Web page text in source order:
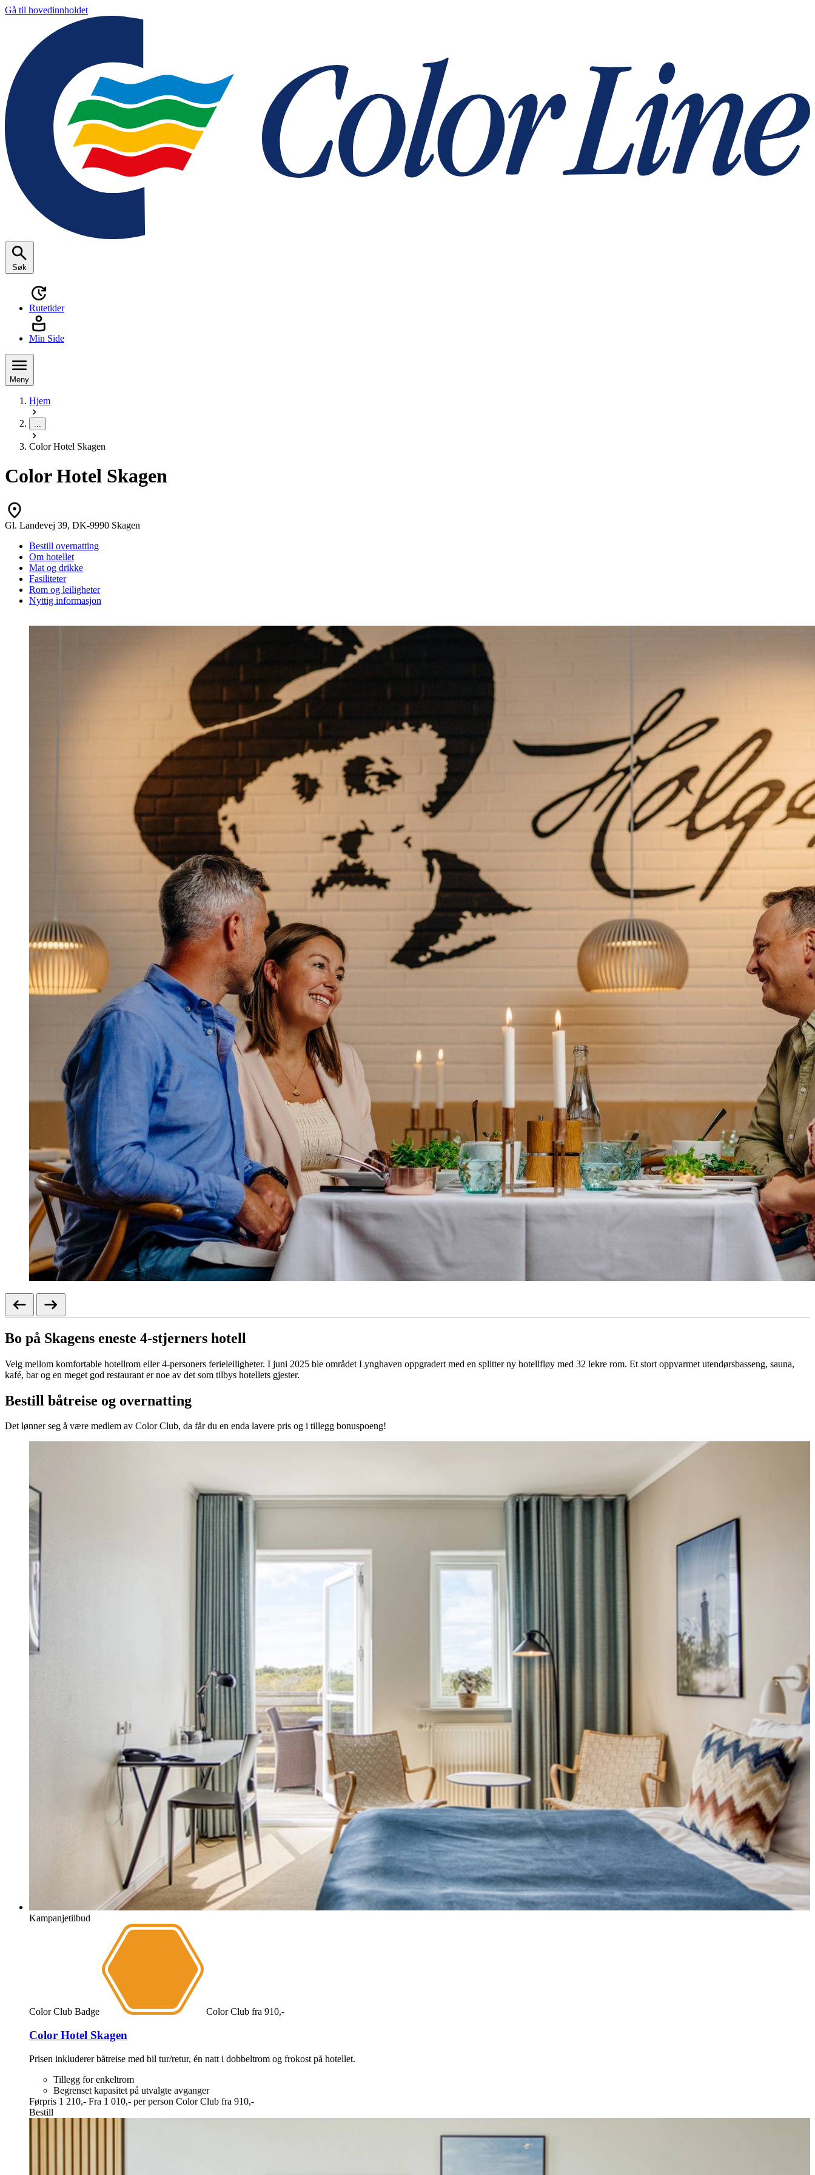
Gå til hovedinnholdet
Søk
Rutetider
Min Side
Meny
Hjem
Color Hotel Skagen
Color Hotel Skagen
Gl. Landevej 39, DK-9990 Skagen
Bestill overnatting
Om hotellet
Mat og drikke
Fasiliteter
Rom og leiligheter
Nyttig informasjon
Bo på Skagens eneste 4-stjerners hotell
Velg mellom komfortable hotellrom eller 4-personers ferieleiligheter. I juni 2025 ble området Lynghaven oppgradert med en splitter ny hotellfløy med 32 lekre rom. Et stort oppvarmet utendørsbasseng, sauna,
kafé, bar og en meget god restaurant er noe av det som tilbys hotellets gjester.
Bestill båtreise og overnatting
Det lønner seg å være medlem av Color Club, da får du en enda lavere pris og i tillegg bonuspoeng!
Kampanjetilbud
Color Club Badge Color Club fra 910,-
Color Hotel Skagen
Prisen inkluderer båtreise med bil tur/retur, én natt i dobbeltrom og frokost på hotellet.
Tillegg for enkeltrom
Begrenset kapasitet på utvalgte avganger
Førpris 1 210,- Fra 1 010,- per person Color Club fra 910,-
Bestill